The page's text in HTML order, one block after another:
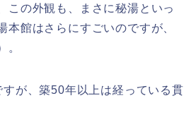
この外観も、まさに秘湯といっ
本館はさらにすごいのですが、
。
が、築50年以上は経っている貫